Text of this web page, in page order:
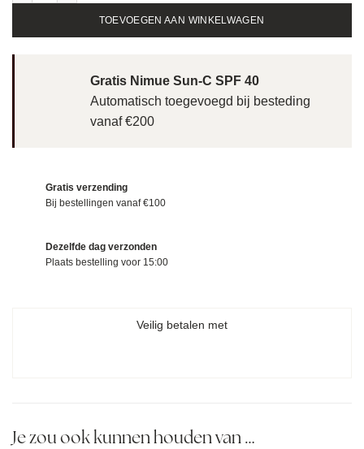
TOEVOEGEN AAN WINKELWAGEN
Gratis Nimue Sun-C SPF 40
Automatisch toegevoegd bij besteding
vanaf €200
Gratis verzending
Bij bestellingen vanaf €100
Dezelfde dag verzonden
Plaats bestelling voor 15:00
Veilig betalen met
Je zou ook kunnen houden van …